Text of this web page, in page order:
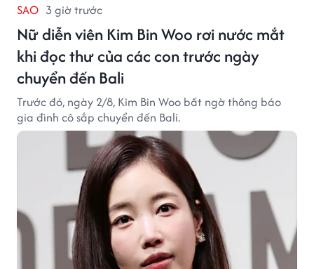
SAO 3 giờ trước
Nữ diễn viên Kim Bin Woo rơi nước mắt
khi đọc thư của các con trước ngày
chuyển đến Bali
Trước đó, ngày 2/8, Kim Bin Woo bất ngờ thông báo
gia đình cô sắp chuyển đến Bali.